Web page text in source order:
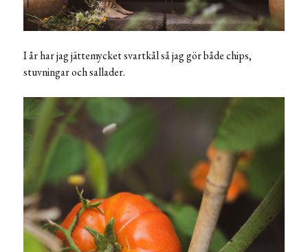
I år har jag jättemycket svartkål så jag gör både chips,
stuvningar och sallader.